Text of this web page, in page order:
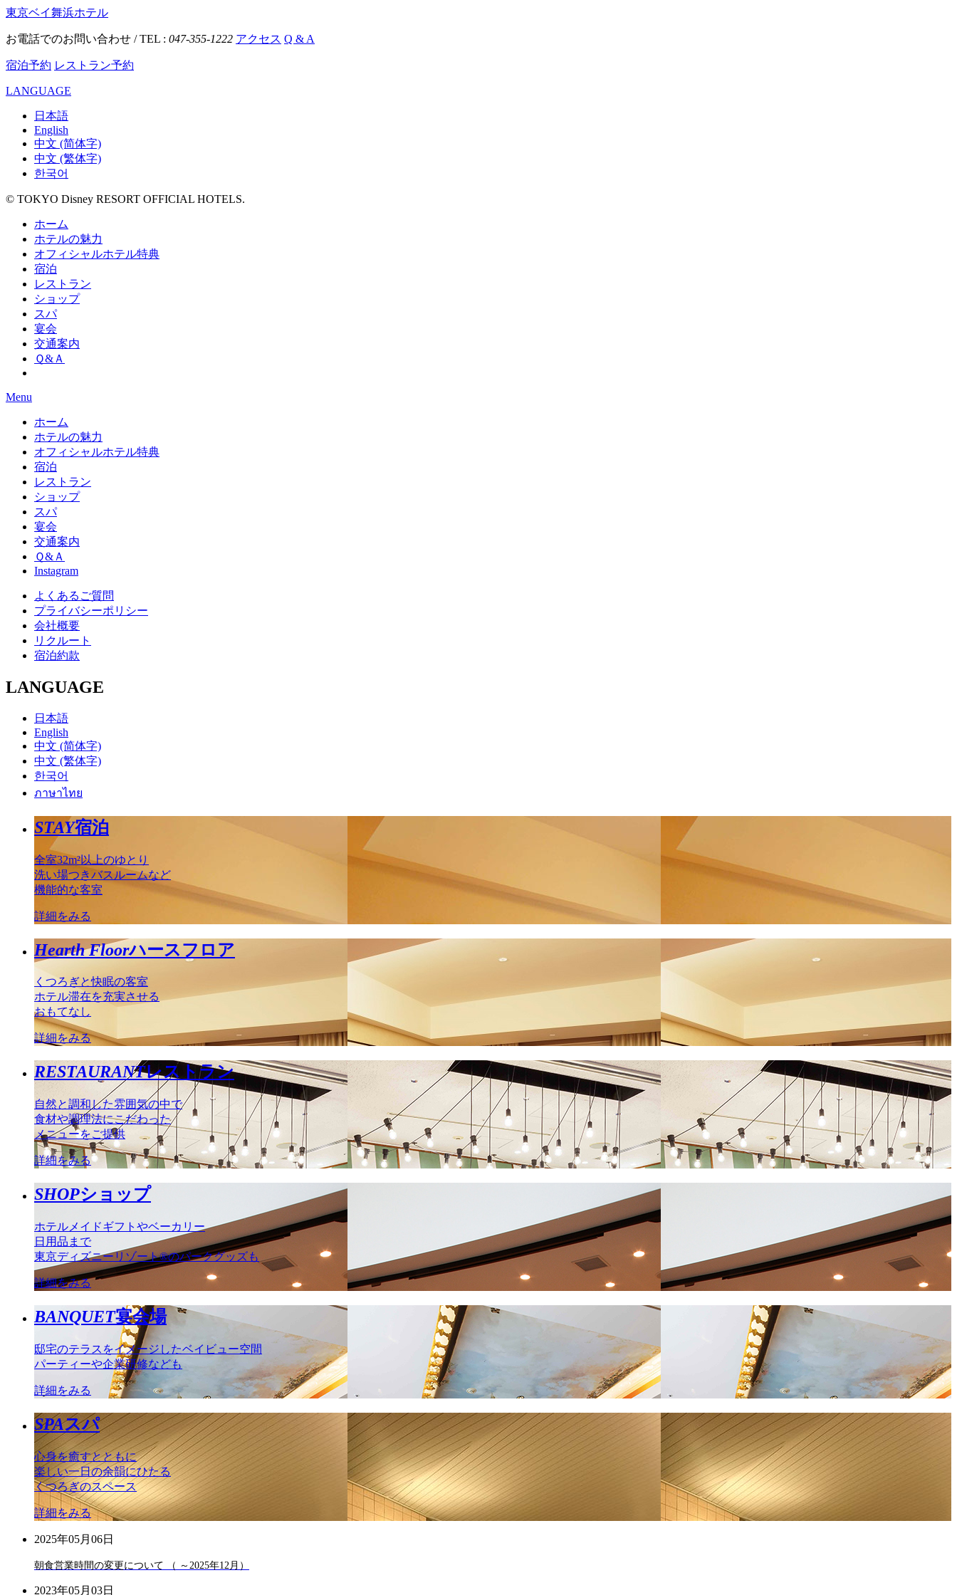
東京ベイ舞浜ホテル
お電話でのお問い合わせ / TEL : 047-355-1222 アクセス Q & A
宿泊予約 レストラン予約
LANGUAGE
日本語
English
中文 (简体字)
中文 (繁体字)
한국어
© TOKYO Disney RESORT OFFICIAL HOTELS.
ホーム
ホテルの魅力
オフィシャルホテル特典
宿泊
レストラン
ショップ
スパ
宴会
交通案内
Ｑ&Ａ
Menu
ホーム
ホテルの魅力
オフィシャルホテル特典
宿泊
レストラン
ショップ
スパ
宴会
交通案内
Ｑ&Ａ
Instagram
よくあるご質問
プライバシーポリシー
会社概要
リクルート
宿泊約款
LANGUAGE
日本語
English
中文 (简体字)
中文 (繁体字)
한국어
ภาษาไทย
STAY宿泊
全室32m²以上のゆとり
洗い場つきバスルームなど
機能的な客室
詳細をみる
Hearth Floorハースフロア
くつろぎと快眠の客室
ホテル滞在を充実させる
おもてなし
詳細をみる
RESTAURANTレストラン
自然と調和した雰囲気の中で
食材や調理法にこだわった
メニューをご提供
詳細をみる
SHOPショップ
ホテルメイドギフトやベーカリー
日用品まで
東京ディズニーリゾート®のパークグッズも
詳細をみる
BANQUET宴会場
邸宅のテラスをイメージしたベイビュー空間
パーティーや企業研修なども
詳細をみる
SPAスパ
心身を癒すとともに
楽しい一日の余韻にひたる
くつろぎのスペース
詳細をみる
2025年05月06日
朝食営業時間の変更について （ ～2025年12月）
2023年05月03日